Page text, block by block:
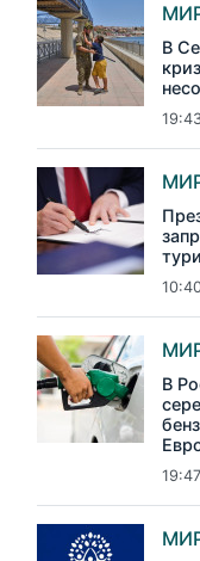
В
В